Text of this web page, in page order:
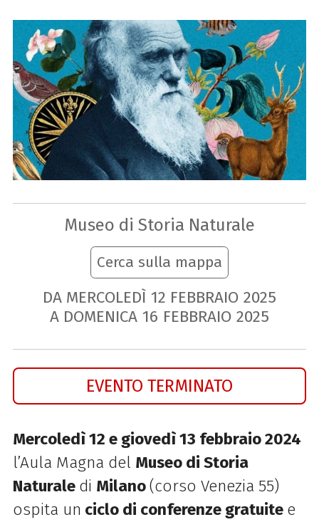
Museo di Storia Naturale
Cerca sulla mappa
DA MERCOLEDÌ 12 FEBBRAIO 2025
A DOMENICA 16 FEBBRAIO 2025
EVENTO TERMINATO
Mercoledì 12 e giovedì 13 febbraio 2024
l’Aula Magna del Museo di Storia
Naturale di Milano(corso Venezia 55)
ospita un ciclo di conferenze gratuite e